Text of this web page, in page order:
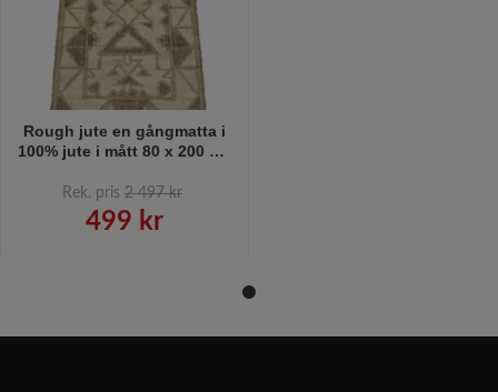
Rough jute en gångmatta i
100% jute i mått 80 x 200 cm
Rek. pris 2 497 kr
499 kr